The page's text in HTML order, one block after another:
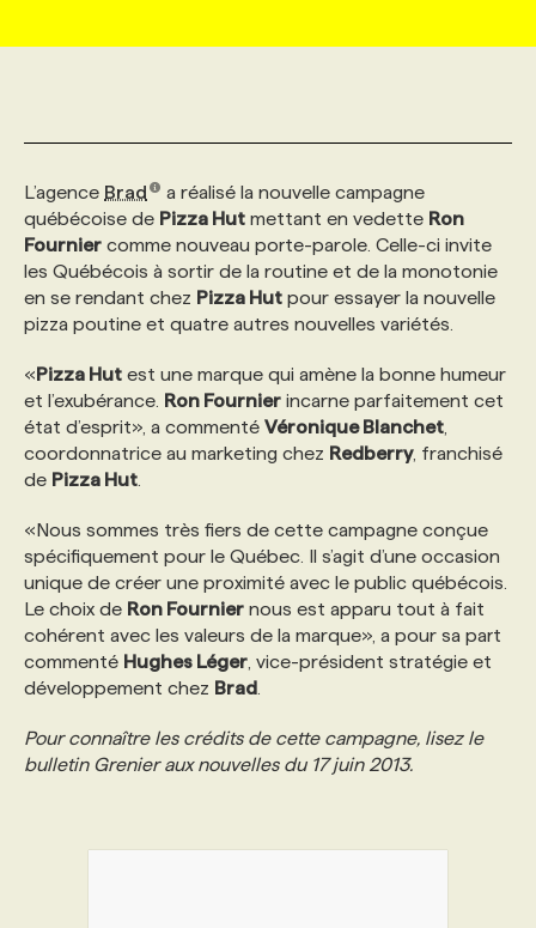
AFFAIRES DE L'INDUSTRIE
INITIATIVES NUMÉRIQUES
PRIX ET DISTINCTIONS
TENDANCES
WEB & MÉDIAS SOCIAUX
MARKETING DURABLE
GEO/SEO
ÉVÉNEMENTIEL
NOS AUTEUR‧RICES
INFOLETTRE PUBLICITÉ
ANNONCEZ AVEC NOUS
CONSULTER LA CVTHÈQUE
PROFIL ENTREPRISE
FAQ
ANNONCEZ AVEC NOUS
VOIR LES OFFRES
PROFIL CANDIDAT
FAQ
ANNONCEZ AVEC NOUS
NOS FORMATIONS EN LIGNE
NOS PARCOURS DE FORMATIONS
FORMATIONS PERSONNALISÉES
NOS FORMATEUR‧RICES
POURQUOI CHOISIR NOS FORMATIONS
PROGRAMMES DE SUBVENTIONS
FAQ
ANNONCEZ AVEC NOUS
CHASSE DE TÊTE
SERVICE DE CHASSE DE TÊTE
NOS TARIFS
NOS EXPERTISES
FAQ
L’agence Brad
a réalisé la nouvelle campagne
québécoise de Pizza Hut mettant en vedette Ron
Fournier comme nouveau porte-parole. Celle-ci invite
les Québécois à sortir de la routine et de la monotonie
en se rendant chez Pizza Hut pour essayer la nouvelle
pizza poutine et quatre autres nouvelles variétés.
«Pizza Hut est une marque qui amène la bonne humeur
et l’exubérance. Ron Fournier incarne parfaitement cet
état d’esprit», a commenté Véronique Blanchet
coordonnatrice au marketing chez Redberry, franchisé
de Pizza Hut
«Nous sommes très fiers de cette campagne conçue
spécifiquement pour le Québec. Il s’agit d’une occasion
unique de créer une proximité avec le public québécois.
Le choix de Ron Fournier nous est apparu tout à fait
cohérent avec les valeurs de la marque», a pour sa part
commenté Hughes Léger , vice-président stratégie et
développement chez Brad
Pour connaître les crédits de cette campagne, lisez le
bulletin Grenier aux nouvelles du 17 juin 2013.